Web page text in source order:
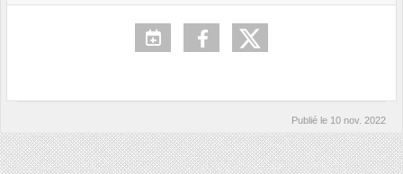
Publié le 10 nov. 2022